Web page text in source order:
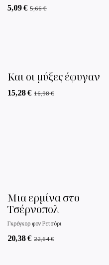
5,09€ 5,66€
Και οι μύξες έφυγαν
15,28€ 16,98€
Μια ερμίνα στο
Τσέρνοπολ
Γκρέγκορ φον Ρετσόρι
20,38€ 22,64€